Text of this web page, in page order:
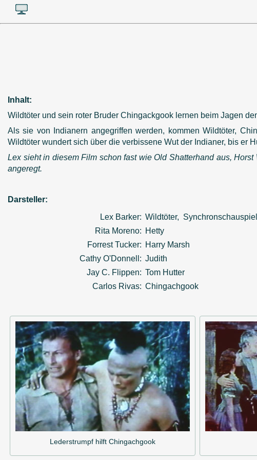
Inhalt:
Wildtöter und sein roter Bruder Chingackgook lernen beim Jagen
Als sie von Indianern angegriffen werden, kommen Wildtöter,
Wildtöter wundert sich über die verbissene Wut der Indianer, bis er
Lex sieht in diesem Film schon fast wie Old Shatterhand aus,
angeregt.
Darsteller:
Lex Barker: Wildtöter,
Rita Moreno: Hetty
Forrest Tucker: Harry Marsh
Cathy O'Donnell: Judith
Jay C. Flippen: Tom Hutter
Carlos Rivas: Chingachgook
Lederstrumpf hilft Chingachgook